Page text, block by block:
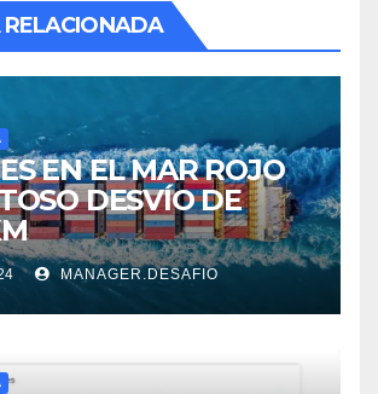
EN EL MAR ROJO
DESVÍO DE
MANAGER.DESAFIO